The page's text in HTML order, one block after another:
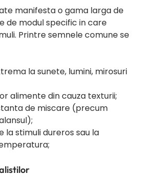
manifesta o gama larga de
de modul specific in care
Printre semnele comune se
la sunete, lumini, mirosuri
alimente din cauza texturii;
de miscare (precum
la stimuli dureros sau la